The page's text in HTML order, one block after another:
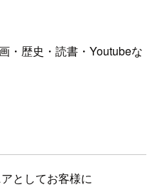
・歴史・読書・Youtubeな
としてお客様に